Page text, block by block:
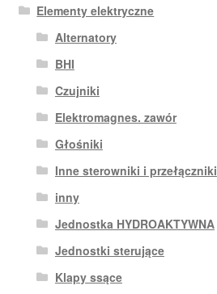
Elementy elektryczne
Alternatory
BHI
Czujniki
Elektromagnes. zawór
Głośniki
Inne sterowniki i przełączniki
inny
Jednostka HYDROAKTYWNA
Jednostki sterujące
Klapy ssące